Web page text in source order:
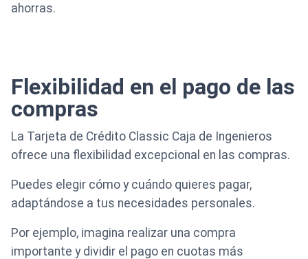
ahorras.
Flexibilidad en el pago de las
compras
La Tarjeta de Crédito Classic Caja de Ingenieros
ofrece una flexibilidad excepcional en las compras.
Puedes elegir cómo y cuándo quieres pagar,
adaptándose a tus necesidades personales.
Por ejemplo, imagina realizar una compra
importante y dividir el pago en cuotas más